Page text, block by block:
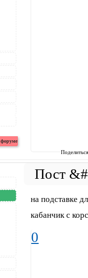
на подставке
кабанчик с
0